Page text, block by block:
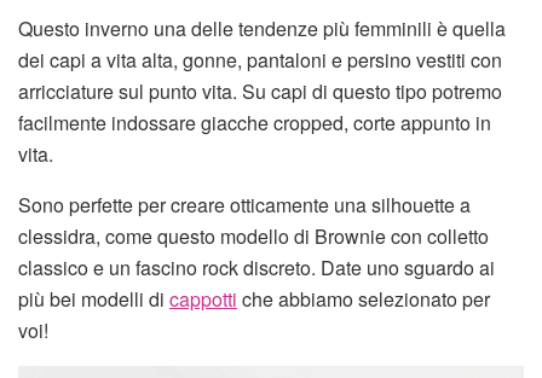
Questo inverno una delle tendenze più femminili è quella
dei capi a vita alta, gonne, pantaloni e persino vestiti con
arricciature sul punto vita. Su capi di questo tipo potremo
facilmente indossare giacche cropped, corte appunto in
vita.
Sono perfette per creare otticamente una silhouette a
clessidra, come questo modello di Brownie con colletto
classico e un fascino rock discreto. Date uno sguardo ai
più bei modelli di cappotti che abbiamo selezionato per
voi!